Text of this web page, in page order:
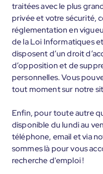
traitées avec le plus
privée et votre sécurité,
réglementation en
de la Loi Informatiques
disposent d’un droit
d’opposition et de
personnelles. Vous
tout moment sur notre
Enfin, pour toute autre
disponible du lundi au
téléphone, email et via
sommes là pour vous
recherche d'emploi !